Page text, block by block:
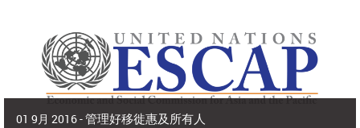
01 9月 2016 -管理好移徙惠及所有人